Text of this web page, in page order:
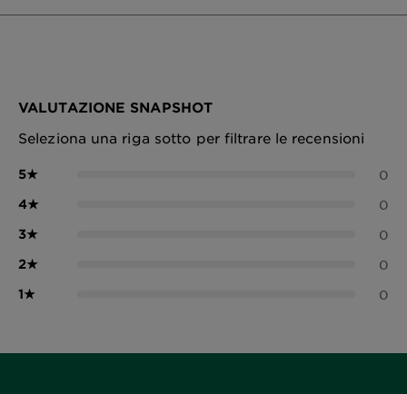
VALUTAZIONE SNAPSHOT
Seleziona una riga sotto per filtrare le recensioni
5★ 0
4★ 0
3★ 0
2★ 0
1★ 0